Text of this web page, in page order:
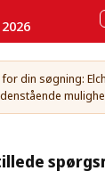
din søgning: